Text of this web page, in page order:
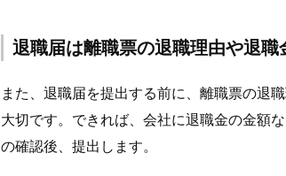
退職届は離職票の退職理由や退
また、退職届を提出する前に、離職票の退
大切です。できれば、会社に退職金の金額
の確認後、提出します。